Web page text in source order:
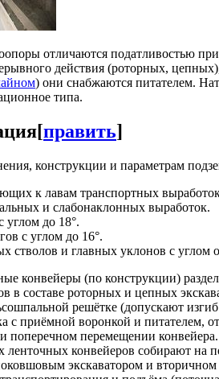
отличаются податливостью при
действия (роторных,
) они снабжаются питателем.
типа.
[править]
конструкции и параметрам
к лавам транспортных
и слабонаклонных выработок.
углом до 18°.
с углом до 16°.
стволов и главных уклонов с углом
конвейеры (по конструкции)
в составе роторных и цепных
решётке (допускают
с приёмной воронкой и питателем,
поперечном перемещении
ленточных конвейеров собирают на
экскаватором и